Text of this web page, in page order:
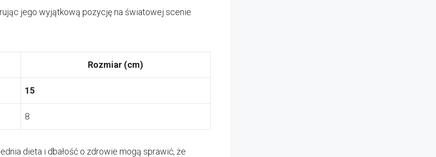
jego wyjątkową pozycję na światowej scenie
Rozmiar (cm)
15
8
dieta i dbałość o zdrowie mogą sprawić, że